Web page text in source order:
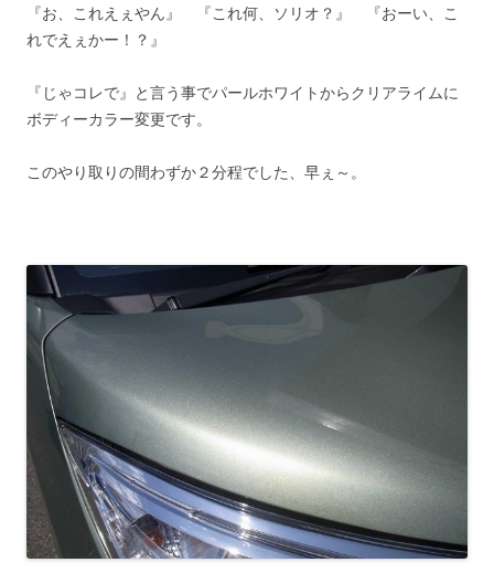
『お、これえぇやん』 『これ何、ソリオ？』 『おーい、こ
れでえぇかー！？』
『じゃコレで』と言う事でパールホワイトからクリアライムに
ボディーカラー変更です。
このやり取りの間わずか２分程でした、早ぇ～。